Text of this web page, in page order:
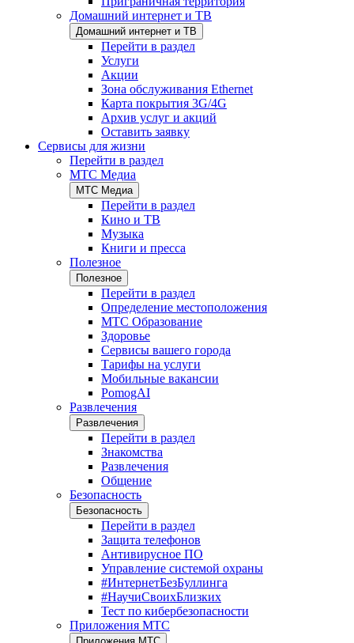
Домашний интернет и ТВ
Домашний интернет и ТВ
Перейти в раздел
Услуги
Акции
Зона обслуживания Ethernet
Карта покрытия 3G/4G
Архив услуг и акций
Оставить заявку
Сервисы для жизни
Перейти в раздел
МТС Медиа
МТС Медиа
Перейти в раздел
Кино и ТВ
Музыка
Книги и пресса
Полезное
Полезное
Перейти в раздел
Определение местоположения
МТС Образование
Здоровье
Сервисы вашего города
Тарифы на услуги
Мобильные вакансии
PomogAI
Развлечения
Развлечения
Перейти в раздел
Знакомства
Развлечения
Общение
Безопасность
Безопасность
Перейти в раздел
Защита телефонов
Антивирусное ПО
Управление системой охраны
#ИнтернетБезБуллинга
#НаучиСвоихБлизких
Тест по кибербезопасности
Приложения МТС